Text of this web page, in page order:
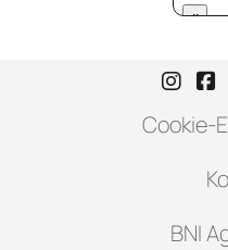
Cookie-
BNI